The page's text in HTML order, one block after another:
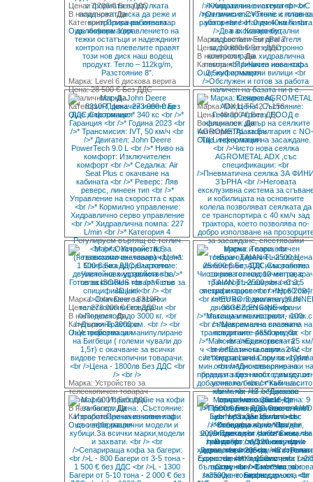
Марка: Level 6 дискова верига
Цена: 28 500 € Без ДДС
В наличност:Да
Категория:Прикачен инвентар
Още информация
Марка: Merlo TF42.7-156
Цена: 40 000 € Без ДДС
В наличност:Да
Категория:Трактори
Още информация
Цена: 7 700 € Без ДДС
В наличност:Да
Категория:Прикачен инвентар
Още информация
Марка: Lemken EuroPal 7
Цена: 10 800 € Без ДДС
В наличност:Да
Категория:Прикачен инвентар
Още информация
Марка: John Deere 8310R
Цена: 273 000 € Без ДДС
В наличност:Да
Категория:Трактори
Още информация
Марка: Устройство за
телескопичен товарач
Цена: 1 500 € Без ДДС
В наличност:Да
Категория:Прикачен инвентар
Още информация